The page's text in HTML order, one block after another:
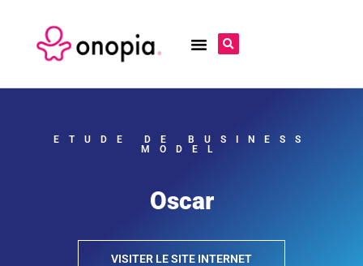
ETUDE DE BUSINESS
MODEL
Oscar
VISITER LE SITE INTERNET